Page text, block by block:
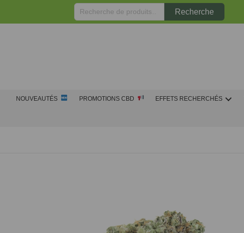
Recherche
pour :
Recherche
NOUVEAUTÉS PROMOTIONS CBD EFFETS RECHERCHÉS